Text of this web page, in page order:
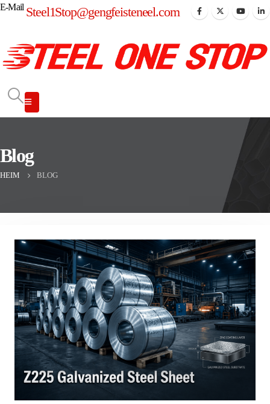
E-Mail Steel1Stop@gengfeisteneel.com
Blog
HEIM BLOG